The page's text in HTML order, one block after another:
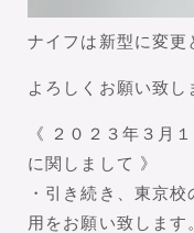
ナイフは新型に変更
よろしくお願い致し
《 ２０２３年３月
に関しまして 》
・引き続き、東京
用をお願い致します